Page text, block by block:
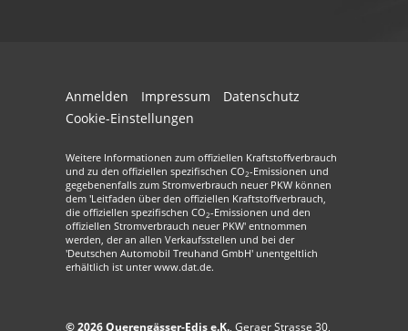
Anmelden Impressum
Datenschutz
Cookie-Einstellungen
Weitere Informationen zum offiziellen Kraftstoffverbrauch
und zu den offiziellen spezifischen CO2-Emissionen und
gegebenenfalls zum Stromverbrauch neuer PKW können
dem 'Leitfaden über den offiziellen Kraftstoffverbrauch,
die offiziellen spezifischen CO2-Emissionen und den
offiziellen Stromverbrauch neuer PKW' entnommen
werden, der an allen Verkaufsstellen und bei der
'Deutschen Automobil Treuhand GmbH' unentgeltlich
erhältlich ist unter www.dat.de.
© 2026Querengässer-Edis e.K., Geraer Strasse 30,